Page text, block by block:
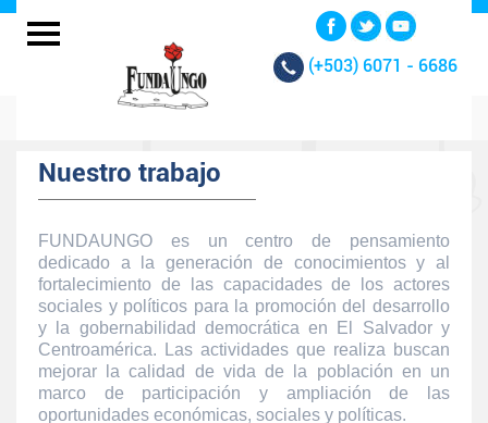
(+503) 6071 - 6686
Nuestro trabajo
FUNDAUNGO es un centro de pensamiento
dedicado a la generación de conocimientos y al
fortalecimiento de las capacidades de los actores
sociales y políticos para la promoción del desarrollo
y la gobernabilidad democrática en El Salvador y
Centroamérica. Las actividades que realiza buscan
mejorar la calidad de vida de la población en un
marco de participación y ampliación de las
oportunidades económicas, sociales y políticas.